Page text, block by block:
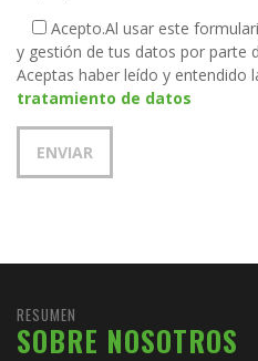
Acepto.Al usar este
y gestión de tus datos por parte
Aceptas haber leído y entendido
tratamiento de datos
RESUMEN
SOBRE NOSOTROS